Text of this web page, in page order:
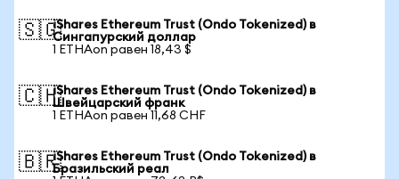
🇸🇬iShares Ethereum Trust (Ondo Tokenized) в
Сингапурский доллар
1 ETHAon равен 18,43 $
🇨🇭iShares Ethereum Trust (Ondo Tokenized) в
Швейцарский франк
1 ETHAon равен 11,68 CHF
🇧🇷iShares Ethereum Trust (Ondo Tokenized) в
Бразильский реал